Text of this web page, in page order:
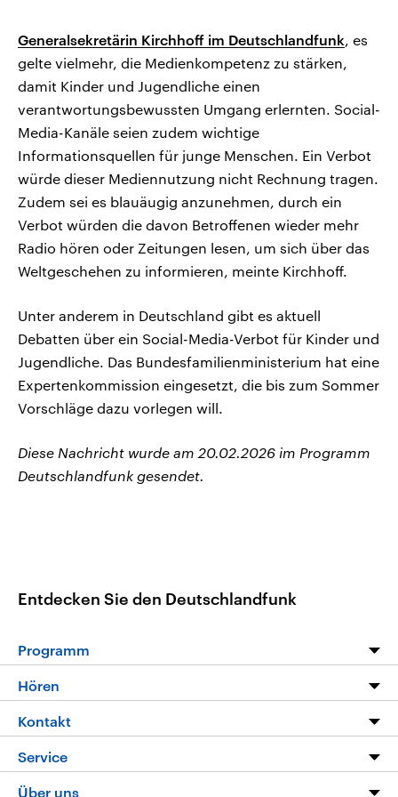
Generalsekretärin Kirchhoff im Deutschlandfunk, es
gelte vielmehr, die Medienkompetenz zu stärken,
damit Kinder und Jugendliche einen
verantwortungsbewussten Umgang erlernten. Social-
Media-Kanäle seien zudem wichtige
Informationsquellen für junge Menschen. Ein Verbot
würde dieser Mediennutzung nicht Rechnung tragen.
Zudem sei es blauäugig anzunehmen, durch ein
Verbot würden die davon Betroffenen wieder mehr
Radio hören oder Zeitungen lesen, um sich über das
Weltgeschehen zu informieren, meinte Kirchhoff.
Unter anderem in Deutschland gibt es aktuell
Debatten über ein Social-Media-Verbot für Kinder und
Jugendliche. Das Bundesfamilienministerium hat eine
Expertenkommission eingesetzt, die bis zum Sommer
Vorschläge dazu vorlegen will.
Diese Nachricht wurde am 20.02.2026 im Programm
Deutschlandfunk gesendet.
Entdecken Sie den Deutschlandfunk
Programm
Programm
Die Nachrichten
Nachrichtenleicht
Hören
Livestream
Podcasts
Kontakt
Hörerservice
Service
FAQ
Über uns